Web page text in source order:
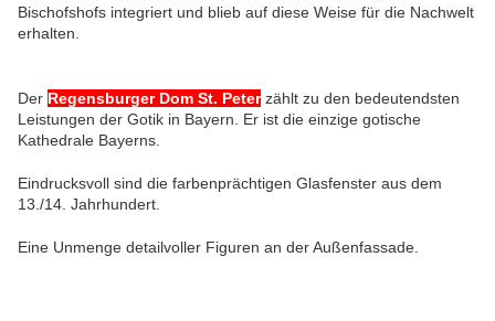
Bischofshofs integriert und blieb auf diese Weise für die Nachwelt
erhalten.
Der Regensburger Dom St. Peter zählt zu den bedeutendsten
Leistungen der Gotik in Bayern. Er ist die einzige gotische
Kathedrale Bayerns.
Eindrucksvoll sind die farbenprächtigen Glasfenster aus dem
13./14. Jahrhundert.
Eine Unmenge detailvoller Figuren an der Außenfassade.